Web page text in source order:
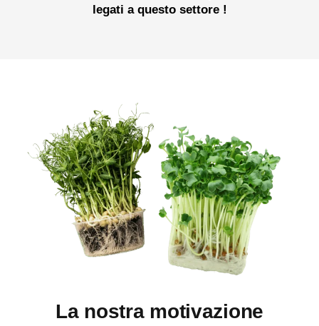
legati a questo settore !
La nostra motivazione